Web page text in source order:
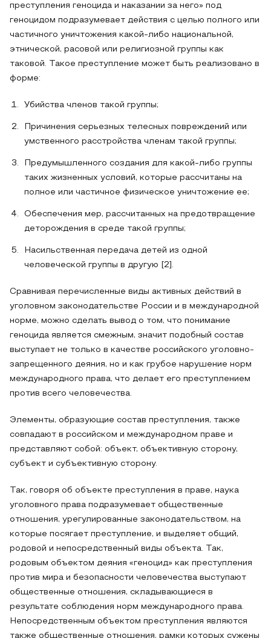
преступления геноцида и наказании за него» под
геноцидом подразумевает действия с целью полного или
частичного уничтожения какой-либо национальной,
этнической, расовой или религиозной группы как
таковой. Такое преступление может быть реализовано в
форме:
Убийства членов такой группы;
Причинения серьезных телесных повреждений или
умственного расстройства членам такой группы;
Предумышленного создания для какой-либо группы
таких жизненных условий, которые рассчитаны на
полное или частичное физическое уничтожение ее;
Обеспечения мер, рассчитанных на предотвращение
деторождения в среде такой группы;
Насильственная передача детей из одной
человеческой группы в другую [2].
Сравнивая перечисленные виды активных действий в
уголовном законодательстве России и в международной
норме, можно сделать вывод о том, что понимание
геноцида является смежным, значит подобный состав
выступает не только в качестве российского уголовно-
запрещенного деяния, но и как грубое нарушение норм
международного права, что делает его преступлением
против всего человечества.
Элементы, образующие состав преступления, также
совпадают в российском и международном праве и
представляют собой: объект, объективную сторону,
субъект и субъективную сторону.
Так, говоря об объекте преступления в праве, наука
уголовного права подразумевает общественные
отношения, урегулированные законодательством, на
которые посягает преступление, и выделяет общий,
родовой и непосредственный виды объекта. Так,
родовым объектом деяния «геноцид» как преступления
против мира и безопасности человечества выступают
общественные отношения, складывающиеся в
результате соблюдения норм международного права.
Непосредственным объектом преступления являются
также общественные отношения, рамки которых сужены